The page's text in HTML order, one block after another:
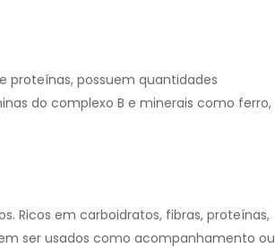
proteínas, possuem quantidades
do complexo B e minerais como ferro,
Ricos em carboidratos, fibras, proteínas,
ser usados como acompanhamento ou